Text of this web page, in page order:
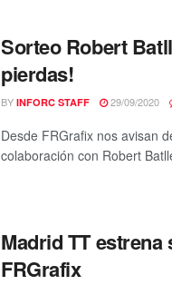
Sorteo Robert
pierdas!
BY INFORC STAFF 29/09/2020
Desde FRGrafix nos avisan
colaboración con Robert
Madrid TT
FRGrafix